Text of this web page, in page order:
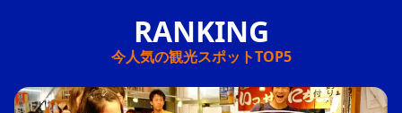
今人気の観光スポットTOP5